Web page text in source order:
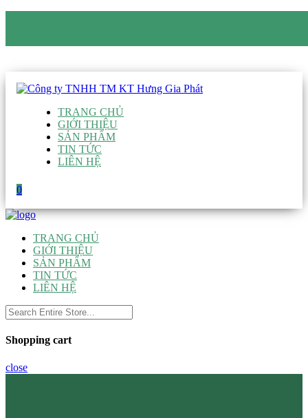
TRANG CHỦ
GIỚI THIỆU
SẢN PHẨM
TIN TỨC
LIÊN HỆ
0
TRANG CHỦ
GIỚI THIỆU
SẢN PHẨM
TIN TỨC
LIÊN HỆ
Shopping cart
close